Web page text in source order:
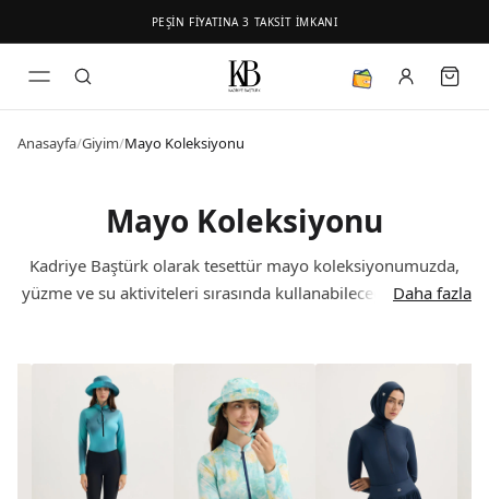
PEŞİN FİYATINA 3 TAKSİT İMKANI
Anasayfa/Giyim/Mayo Koleksiyonu
Mayo Koleksiyonu
Kadriye Baştürk olarak tesettür mayo koleksiyonumuzda,
yüzme ve su aktiviteleri sırasında kullanabileceğiniz zarif ve
koleksiyon, suya dayanıklı ve hızlı kuruyan polyamid gibi
yüksek kaliteli kumaşlarla üretilmiştir. Her detayı özenle
düşünülmüş Kadriye Baştürk mayo modelleri stilinizi
yansıtırken size maksimum konfor sunmayı hedefleyerek
tasarlanmıştır. Hızlı kuruyan kumaş yapısı sayesinde ıslaklık
Daha fazla